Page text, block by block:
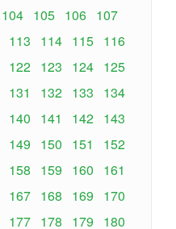
104 105 106 107
113 114 115 116
122 123 124 125
131 132 133
134
140 141 142 143
149 150 151
152
158 159 160
161
167 168 169
170
177 178 179
180